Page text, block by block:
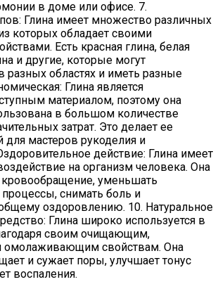
в доме или офисе. 7.
Глина имеет множество различных
которых обладает своими
Есть красная глина, белая
и другие, которые могут
разных областях и иметь разные
Глина является
материалом, поэтому она
в большом количестве
затрат. Это делает ее
для мастеров рукоделия и
действие: Глина имеет
на организм человека. Она
уменьшать
снимать боль и
оздоровлению. 10. Натуральное
Глина широко используется в
своим очищающим,
омолаживающим свойствам. Она
и сужает поры, улучшает тонус
воспаления.